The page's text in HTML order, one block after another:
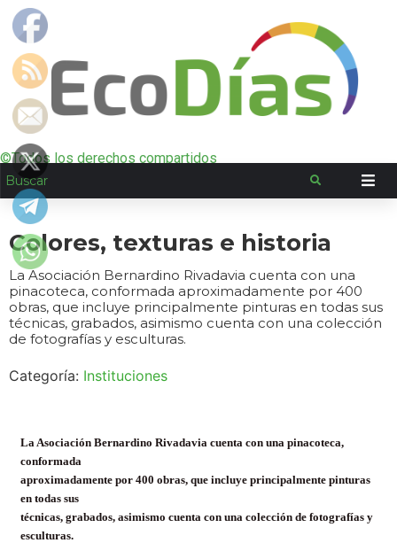
©Todos los derechos compartidos
Colores, texturas e historia
La Asociación Bernardino Rivadavia cuenta con una
pinacoteca, conformada aproximadamente por 400
obras, que incluye principalmente pinturas en todas sus
técnicas, grabados, asimismo cuenta con una colección
de fotografías y esculturas.
Categoría: Instituciones
La Asociación Bernardino Rivadavia cuenta con una pinacoteca,
conformada
aproximadamente por 400 obras, que incluye principalmente pinturas
en todas sus
técnicas, grabados, asimismo cuenta con una colección de fotografías y
esculturas.